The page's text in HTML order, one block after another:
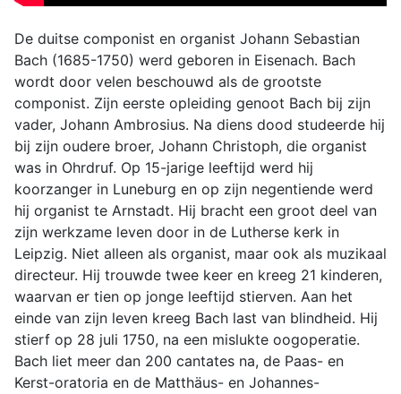
De duitse componist en organist Johann Sebastian
Bach (1685-1750) werd geboren in Eisenach. Bach
wordt door velen beschouwd als de grootste
componist. Zijn eerste opleiding genoot Bach bij zijn
vader, Johann Ambrosius. Na diens dood studeerde hij
bij zijn oudere broer, Johann Christoph, die organist
was in Ohrdruf. Op 15-jarige leeftijd werd hij
koorzanger in Luneburg en op zijn negentiende werd
hij organist te Arnstadt. Hij bracht een groot deel van
zijn werkzame leven door in de Lutherse kerk in
Leipzig. Niet alleen als organist, maar ook als muzikaal
directeur. Hij trouwde twee keer en kreeg 21 kinderen,
waarvan er tien op jonge leeftijd stierven. Aan het
einde van zijn leven kreeg Bach last van blindheid. Hij
stierf op 28 juli 1750, na een mislukte oogoperatie.
Bach liet meer dan 200 cantates na, de Paas- en
Kerst-oratoria en de Matthäus- en Johannes-